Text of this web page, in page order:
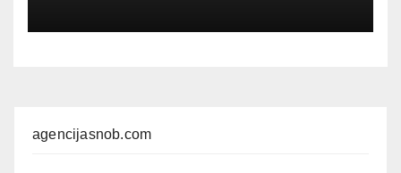
agencijasnob.com